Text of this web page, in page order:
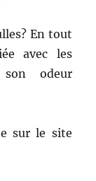
En tout
avec les
odeur
sur le site